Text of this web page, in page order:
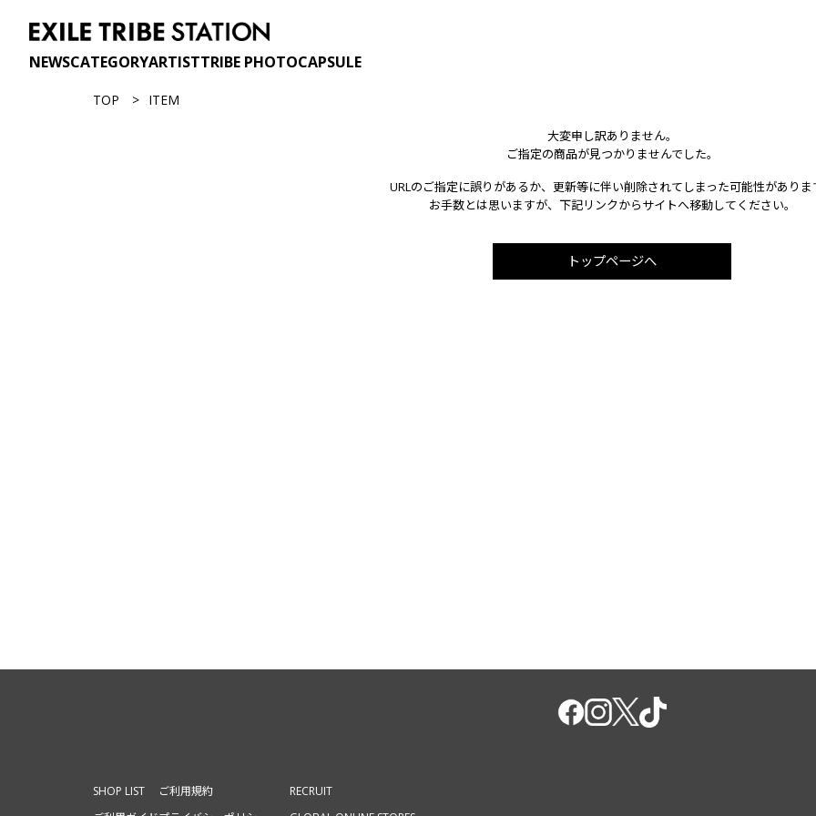
NEWSCATEGORYARTISTTRIBE PHOTOCAPSULE
TOP ITEM
大変申し訳ありません。
ご指定の商品が見つかりませんでした。
URLのご指定に誤りがあるか、更新等に伴い削除されてしまった可能性がありま
お手数とは思いますが、下記リンクからサイトへ移動してください。
トップページへ
SHOP LIST
ご利用規約
RECRUIT